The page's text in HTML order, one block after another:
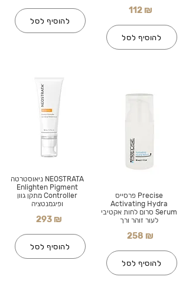
להוסיף לסל
NEOSTRATA ניאוסטרטה
Enlighten Pigment
Controller מתקן גוון
ופיגמנטציה
293 ₪
להוסיף לסל
112 ₪
להוסיף לסל
Precise פרסייס
Activating Hydra
Serum סרום לחות אקטיבי
לעור זוהר ורך
258 ₪
להוסיף לסל